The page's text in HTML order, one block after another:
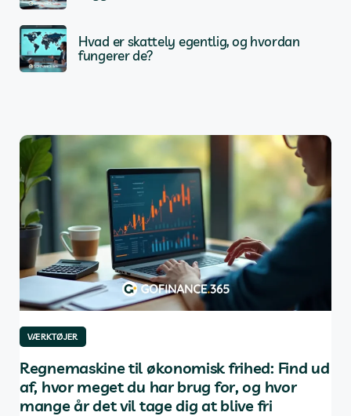
Hvad er skattely egentlig, og hvordan
fungerer de?
VÆRKTØJER
Regnemaskine til økonomisk frihed: Find ud
af, hvor meget du har brug for, og hvor
mange år det vil tage dig at blive fri